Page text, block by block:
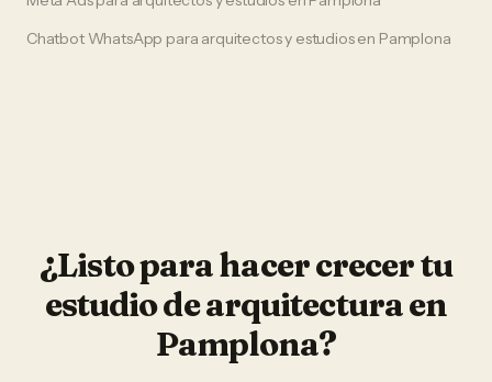
Chatbot WhatsApp para arquitectos y estudiosen Pamplona
¿Listo para hacer crecer tu
estudio de arquitecturaen
Pamplona?